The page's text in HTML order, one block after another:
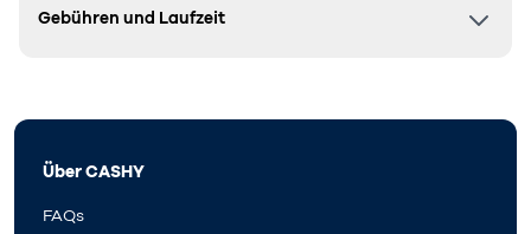
Gebühren und Laufzeit
Über CASHY
FAQs